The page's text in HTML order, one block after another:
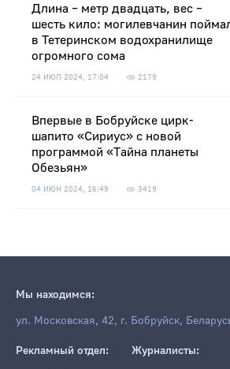
Длина – метр двадцать, вес –
шесть кило: могилевчанин
в Тетеринском водохранилище
огромного сома
24 ИЮЛ 2024, 17:04 2179
Впервые в Бобруйске цирк-
шапито «Сириус» с новой
программой «Тайна планеты
Обезьян»
04 ИЮН 2024, 16:49 3419
Мы находимся:
ул. Московская, 42, г. Бобруйск,
Рекламный отдел:
Журналисты: